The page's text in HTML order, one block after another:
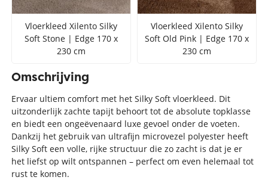
Vloerkleed Xilento Silky
Soft Stone | Edge 170 x
230 cm
Vloerkleed Xilento Silky
Soft Old Pink | Edge 170 x
230 cm
Omschrijving
Ervaar ultiem comfort met het Silky Soft vloerkleed. Dit
uitzonderlijk zachte tapijt behoort tot de absolute topklasse
en biedt een ongeëvenaard luxe gevoel onder de voeten.
Dankzij het gebruik van ultrafijn microvezel polyester heeft
Silky Soft een volle, rijke structuur die zo zacht is dat je er
het liefst op wilt ontspannen – perfect om even helemaal tot
rust te komen.